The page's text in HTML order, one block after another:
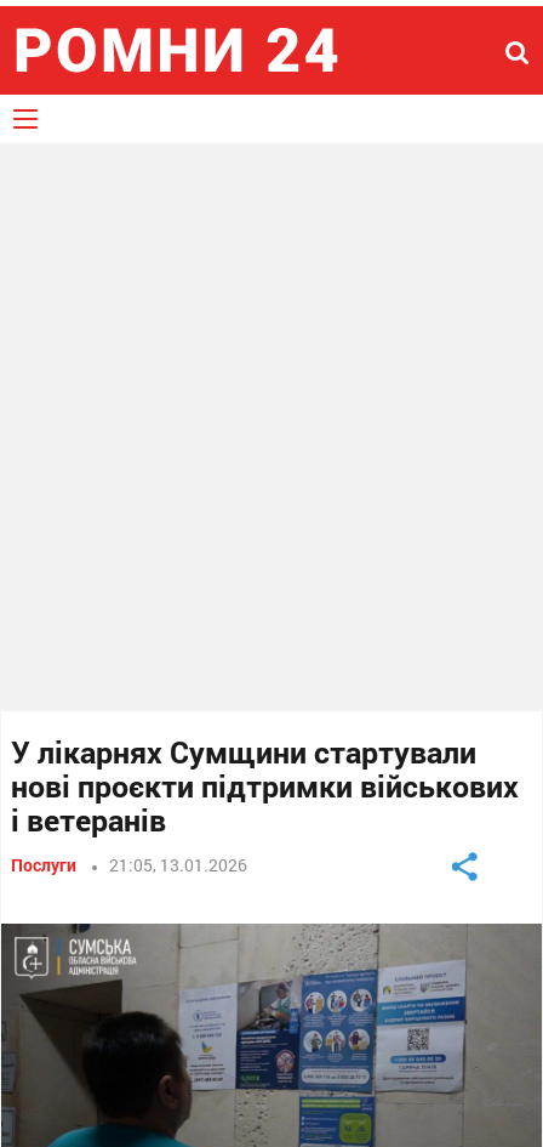
У лікарнях Сумщини стартували
нові проєкти підтримки військових
і ветеранів
Послуги 21:05, 13.01.2026